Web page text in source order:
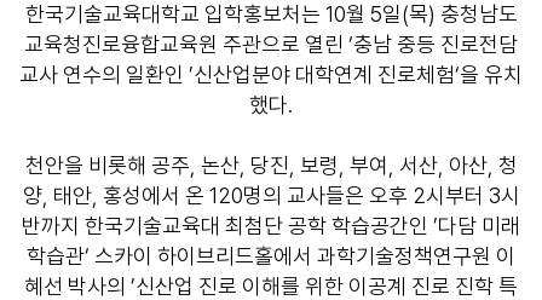
한국기술교육대학교 입학홍보처는 10월 5일(목) 충청남도
교육청진로융합교육원 주관으로 열린 ‘충남 중등 진로전담
교사 연수의 일환인 ’신산업분야 대학연계 진로체험‘을 유치
했다.
천안을 비롯해 공주, 논산, 당진, 보령, 부여, 서산, 아산, 청
양, 태안, 홍성에서 온 120명의 교사들은 오후 2시부터 3시
반까지 한국기술교육대 최첨단 공학 학습공간인 ’다담 미래
학습관‘ 스카이 하이브리드홀에서 과학기술정책연구원 이
혜선 박사의 ’신산업 진로 이해를 위한 이공계 진로 진학 특